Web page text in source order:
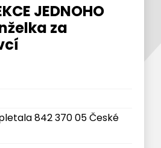
JEDNOHO
za
842 370 05 České